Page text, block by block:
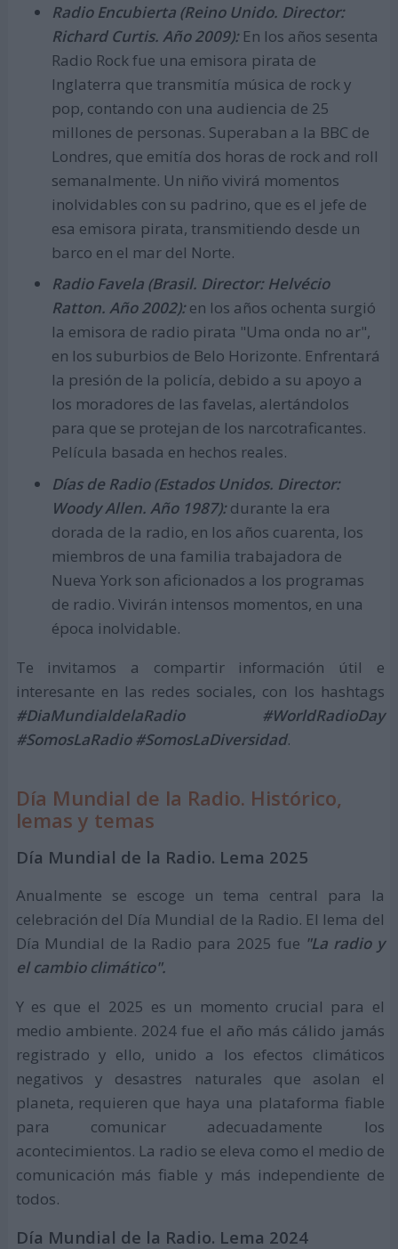
Radio Encubierta (Reino Unido. Director:
Richard Curtis. Año 2009): En los años sesenta
Radio Rock fue una emisora pirata de
Inglaterra que transmitía música de rock y
pop, contando con una audiencia de 25
millones de personas. Superaban a la BBC de
Londres, que emitía dos horas de rock and roll
semanalmente. Un niño vivirá momentos
inolvidables con su padrino, que es el jefe de
esa emisora pirata, transmitiendo desde un
barco en el mar del Norte.
Radio Favela (Brasil. Director: Helvécio
Ratton. Año 2002):en los años ochenta surgió
la emisora de radio pirata "Uma onda no ar",
en los suburbios de Belo Horizonte. Enfrentará
la presión de la policía, debido a su apoyo a
los moradores de las favelas, alertándolos
para que se protejan de los narcotraficantes.
Película basada en hechos reales.
Días de Radio (Estados Unidos. Director:
Woody Allen. Año 1987):durante la era
dorada de la radio, en los años cuarenta, los
miembros de una familia trabajadora de
Nueva York son aficionados a los programas
de radio. Vivirán intensos momentos, en una
época inolvidable.
Te invitamos a compartir información útil e
interesante en las redes sociales, con los hashtags
#DiaMundialdelaRadio
#WorldRadioDay
#SomosLaRadio #SomosLaDiversidad.
Día Mundial de la Radio. Histórico,
lemas y temas
Día Mundial de la Radio. Lema 2025
Anualmente se escoge un tema central para la
celebración del Día Mundial de la Radio. El lema del
Día Mundial de la Radio para 2025 fue "La radio y
el cambio climático".
Y es que el 2025 es un momento crucial para el
medio ambiente. 2024 fue el año más cálido jamás
registrado y ello, unido a los efectos climáticos
negativos y desastres naturales que asolan el
planeta, requieren que haya una plataforma fiable
para comunicar adecuadamente los
acontecimientos. La radio se eleva como el medio de
comunicación más fiable y más independiente de
todos.
Día Mundial de la Radio. Lema 2024